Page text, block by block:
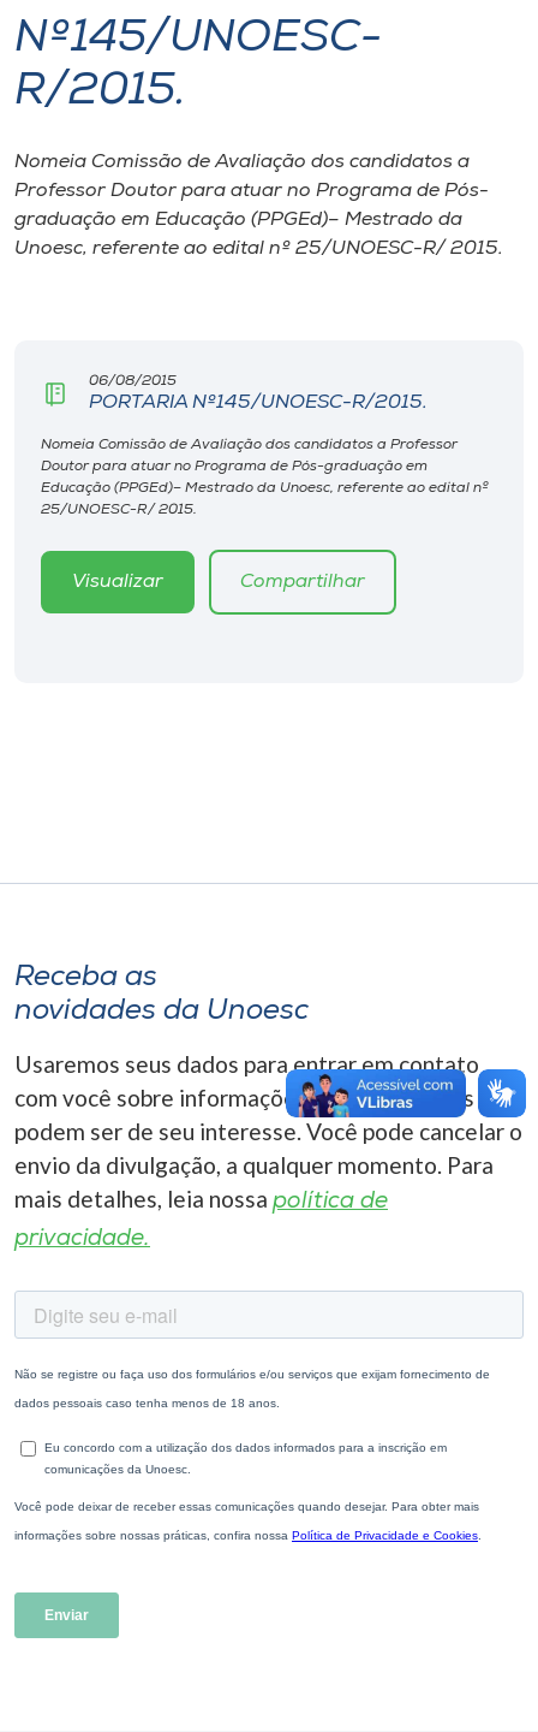
I.nova
Cultura
Editora
Rádio
Museu
Nº145/UNOESC-
R/2015.
Nomeia Comissão de Avaliação dos candidatos a
Professor Doutor para atuar no Programa de Pós-
graduação em Educação (PPGEd)– Mestrado da
Unoesc, referente ao edital nº 25/UNOESC-R/ 2015.
06/08/2015
PORTARIA Nº145/UNOESC-R/2015.
Nomeia Comissão de Avaliação dos candidatos a Professor
Doutor para atuar no Programa de Pós-graduação em
Educação (PPGEd)– Mestrado da Unoesc, referente ao edital nº
25/UNOESC-R/ 2015.
Visualizar Compartilhar
Receba as
novidades da Unoesc
Usaremos seus dados para entrar em contato
com você sobre informações correlacionadas que
podem ser de seu interesse. Você pode cancelar o
envio da divulgação, a qualquer momento. Para
mais detalhes, leia nossa política de
privacidade.